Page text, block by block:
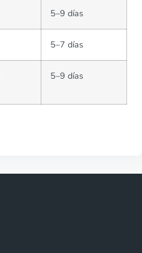
5–9 días
5–7 días
5–9 días